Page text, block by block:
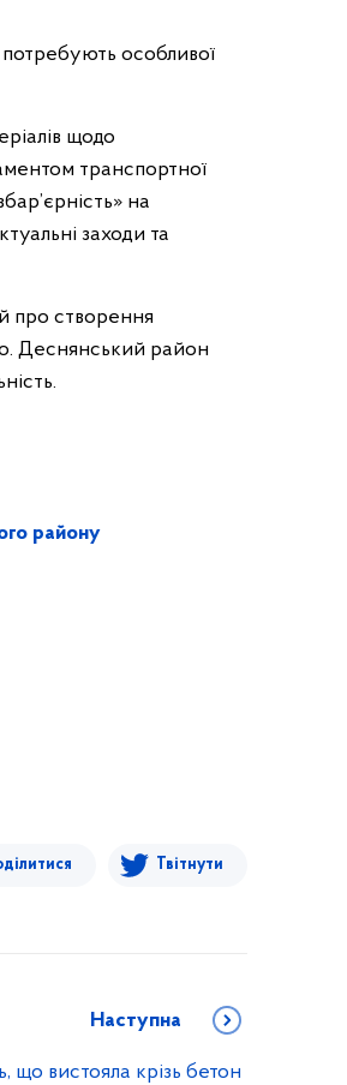
особливої
щодо
транспортної
на
заходи та
про створення
Деснянський район
району
Твітнути
Наступна
що вистояла крізь бетон